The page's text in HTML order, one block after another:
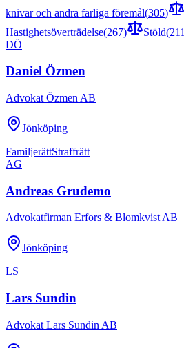
knivar och andra farliga föremål(305)
Hastighetsöverträdelse(267) Stöld(211
DÖ
Daniel Özmen
Advokat Özmen AB
Jönköping
FamiljerättStraffrätt
AG
Andreas Grudemo
Advokatfirman Erfors & Blomkvist AB
Jönköping
LS
Lars Sundin
Advokat Lars Sundin AB